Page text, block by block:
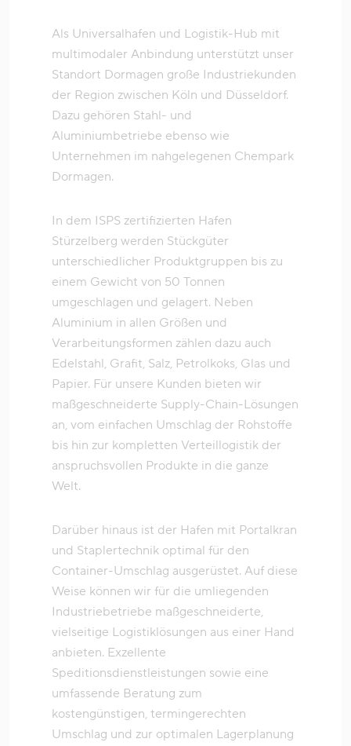
Als Universalhafen und Logistik-Hub mit
multimodaler Anbindung unterstützt unser
Standort Dormagen große Industriekunden
der Region zwischen Köln und Düsseldorf.
Dazu gehören Stahl- und
Aluminiumbetriebe ebenso wie
Unternehmen im nahgelegenen Chempark
Dormagen.
In dem ISPS zertifizierten Hafen
Stürzelberg werden Stückgüter
unterschiedlicher Produktgruppen bis zu
einem Gewicht von 50 Tonnen
umgeschlagen und gelagert. Neben
Aluminium in allen Größen und
Verarbeitungsformen zählen dazu auch
Edelstahl, Grafit, Salz, Petrolkoks, Glas und
Papier. Für unsere Kunden bieten wir
maßgeschneiderte Supply-Chain-Lösungen
an, vom einfachen Umschlag der Rohstoffe
bis hin zur kompletten Verteillogistik der
anspruchsvollen Produkte in die ganze
Welt.
Darüber hinaus ist der Hafen mit Portalkran
und Staplertechnik optimal für den
Container-Umschlag ausgerüstet. Auf diese
Weise können wir für die umliegenden
Industriebetriebe maßgeschneiderte,
vielseitige Logistiklösungen aus einer Hand
anbieten. Exzellente
Speditionsdienstleistungen sowie eine
umfassende Beratung zum
kostengünstigen, termingerechten
Umschlag und zur optimalen Lagerplanung